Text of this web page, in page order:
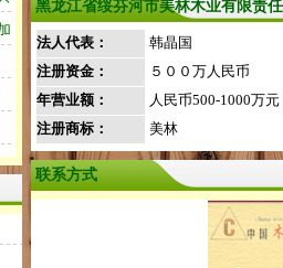
黑龙江省绥芬河市美林木业有限责
法人代表：
韩晶国
注册资金：
５００万人民币
年营业额：
人民币500-1000万元
注册商标：
美林
联系方式